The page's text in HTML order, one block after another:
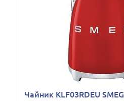
Чайник KLF03RDEU SMEG